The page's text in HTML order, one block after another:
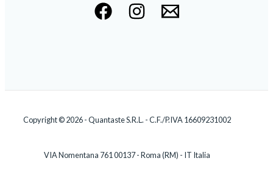
Copyright © 2026 - Quantaste S.R.L. - C.F./P.IVA 16609231002
VIA Nomentana 761 00137 - Roma (RM) - IT Italia